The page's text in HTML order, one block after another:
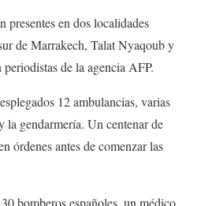
presentes en dos localidades
de Marrakech, Talat Nyaqoub y
de la agencia AFP.
12 ambulancias, varias
la gendarmería. Un centenar de
órdenes antes de comenzar las
bomberos españoles, un médico,